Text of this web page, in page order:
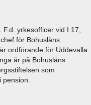
yrkesofficer vid I 17,
för Bohusläns
ordförande för Uddevalla
år på Bohusläns
som